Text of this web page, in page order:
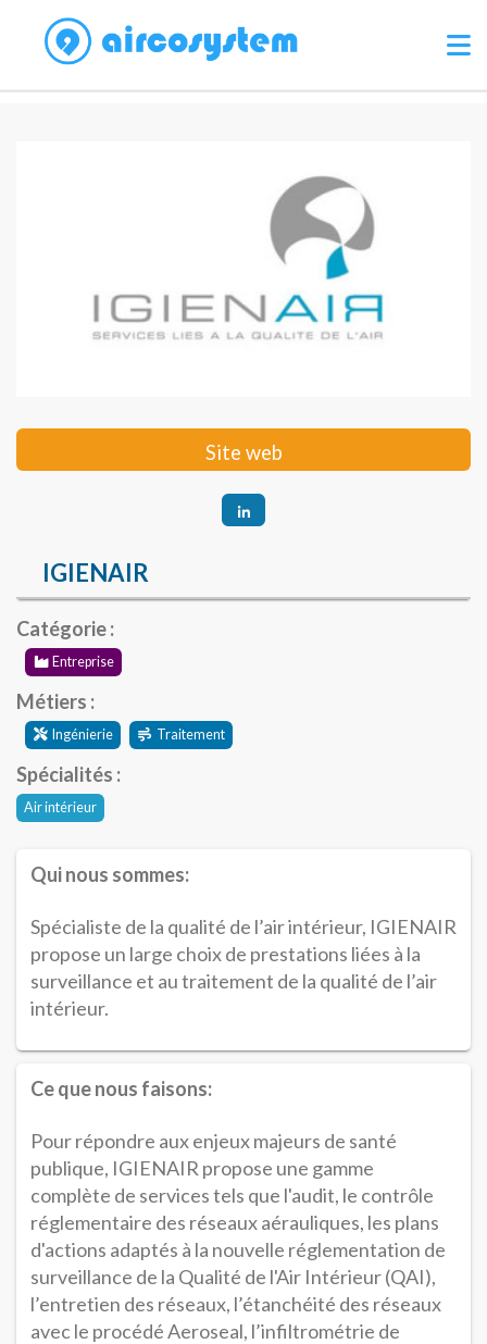
Site web
IGIENAIR
Catégorie :
Entreprise
Métiers :
Ingénierie Traitement
Spécialités :
Air intérieur
Qui nous sommes:
Spécialiste de la qualité de l’air intérieur, IGIENAIR
propose un large choix de prestations liées à la
surveillance et au traitement de la qualité de l’air
intérieur.
Ce que nous faisons:
Pour répondre aux enjeux majeurs de santé
publique, IGIENAIR propose une gamme
complète de services tels que l'audit, le contrôle
réglementaire des réseaux aérauliques, les plans
d'actions adaptés à la nouvelle réglementation de
surveillance de la Qualité de l'Air Intérieur (QAI),
l’entretien des réseaux, l’étanchéité des réseaux
avec le procédé Aeroseal, l’infiltrométrie de